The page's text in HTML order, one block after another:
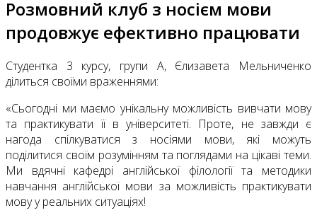
Розмовний клуб з носієм мови
продовжує ефективно працювати
Студентка 3 курсу, групи А, Єлизавета Мельниченко
ділиться своїми враженнями:
«Сьогодні ми маємо унікальну можливість вивчати мову
та практикувати її в університеті. Проте, не завжди є
нагода спілкуватися з носіями мови, які можуть
поділитися своїм розумінням та поглядами на цікаві теми.
Ми вдячні кафедрі англійської філології та методики
навчання англійської мови за можливість практикувати
мову у реальних ситуаціях!